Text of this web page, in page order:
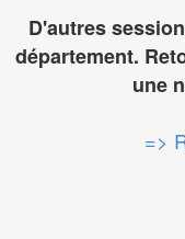
D'autres
département.
une
=>